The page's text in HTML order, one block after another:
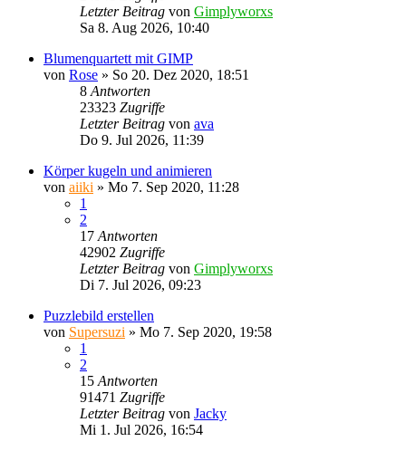
Letzter Beitrag von Gimplyworxs
Sa 8. Aug 2026, 10:40
Blumenquartett mit GIMP
von Rose » So 20. Dez 2020, 18:51
8 Antworten
23323 Zugriffe
Letzter Beitrag von ava
Do 9. Jul 2026, 11:39
Körper kugeln und animieren
von aiiki » Mo 7. Sep 2020, 11:28
1
2
17 Antworten
42902 Zugriffe
Letzter Beitrag von Gimplyworxs
Di 7. Jul 2026, 09:23
Puzzlebild erstellen
von Supersuzi » Mo 7. Sep 2020, 19:58
1
2
15 Antworten
91471 Zugriffe
Letzter Beitrag von Jacky
Mi 1. Jul 2026, 16:54